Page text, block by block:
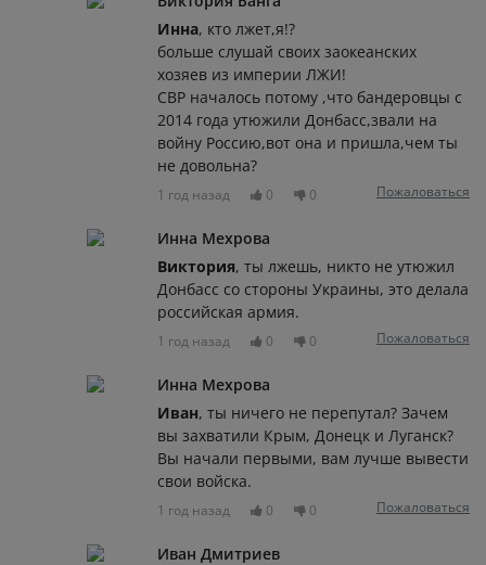
Инна, кто лжет,я!?
больше слушай своих заокеанских
хозяев из империи ЛЖИ!
СВР началось потому ,что бандеровцы с
2014 года утюжили Донбасс,звали на
войну Россию,вот она и пришла,чем ты
не довольна?
1 год назад 0 0 Пожаловаться
Инна Мехрова
Виктория, ты лжешь, никто не утюжил
Донбасс со стороны Украины, это делала
российская армия.
1 год назад 0 0 Пожаловаться
Инна Мехрова
Иван, ты ничего не перепутал? Зачем
вы захватили Крым, Донецк и Луганск?
Вы начали первыми, вам лучше вывести
свои войска.
1 год назад 0 0 Пожаловаться
Иван Дмитриев